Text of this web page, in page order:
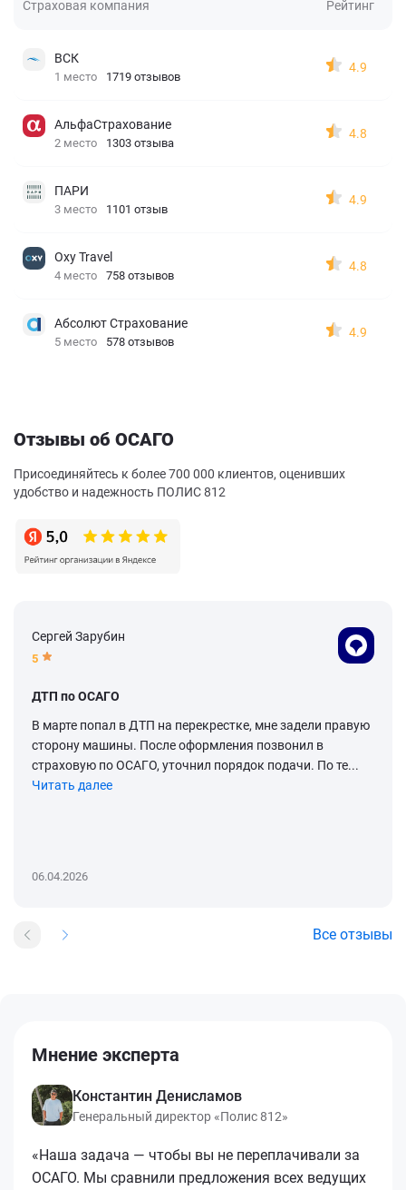
Страховая компания Рейтинг
ВСК
1 место 1719 отзывов
4.9
АльфаСтрахование
2 место 1303 отзыва
4.8
ПАРИ
3 место 1101 отзыв
4.9
Oxy Travel
4 место 758 отзывов
4.8
Абсолют Страхование
5 место 578 отзывов
4.9
Отзывы об ОСАГО
Присоединяйтесь к более 700 000 клиентов, оценивших
удобство и надежность ПОЛИС 812
Сергей Зарубин
5
ДТП по ОСАГО
В марте попал в ДТП на перекрестке, мне задели правую
сторону машины. После оформления позвонил в
страховую по ОСАГО, уточнил порядок подачи. По те...
Читать далее
06.04.2026
Все отзывы
Мнение эксперта
Константин Денисламов
Генеральный директор «Полис 812»
«Наша задача — чтобы вы не переплачивали за
ОСАГО. Мы сравнили предложения всех ведущих